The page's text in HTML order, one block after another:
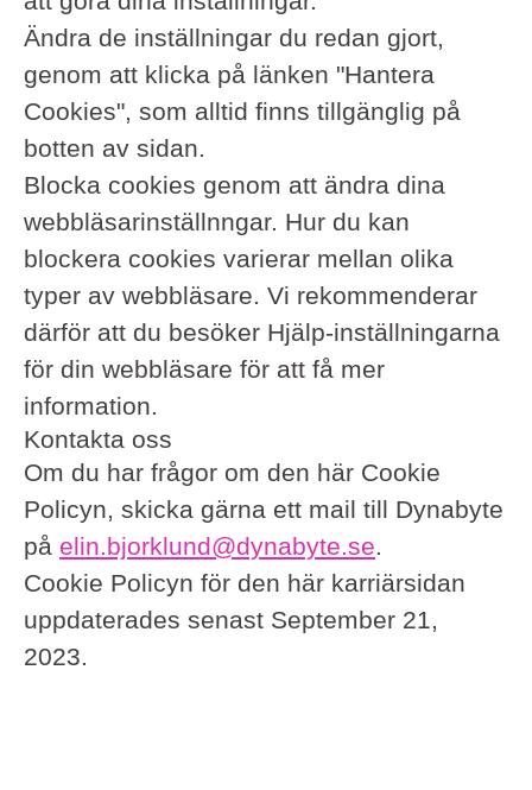
Ändra de inställningar du redan gjort,
genom att klicka på länken "Hantera
Cookies", som alltid finns tillgänglig på
botten av sidan.
Blocka cookies genom att ändra dina
webbläsarinställnngar. Hur du kan
blockera cookies varierar mellan olika
typer av webbläsare. Vi rekommenderar
därför att du besöker Hjälp-inställningarna
för din webbläsare för att få mer
information.
Kontakta oss
Om du har frågor om den här Cookie
Policyn, skicka gärna ett mail till Dynabyte
på elin.bjorklund@dynabyte.se.
Cookie Policyn för den här karriärsidan
uppdaterades senast September 21,
2023.